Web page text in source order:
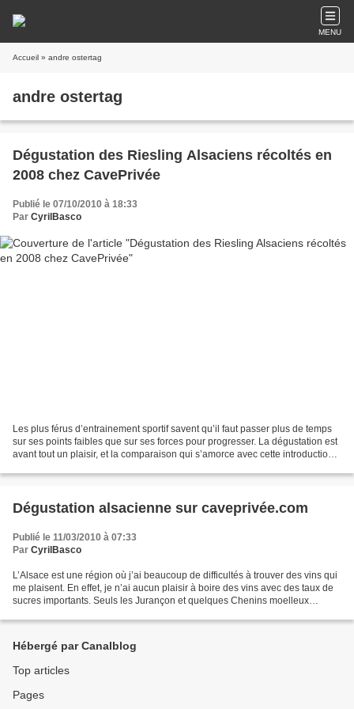
MENU
Accueil » andre ostertag
andre ostertag
Dégustation des Riesling Alsaciens récoltés en
2008 chez CavePrivée
Publié le 07/10/2010 à 18:33
Par CyrilBasco
Les plus férus d’entrainement sportif savent qu’il faut passer plus de temps
sur ses points faibles que sur ses forces pour progresser. La dégustation est
avant tout un plaisir, et la comparaison qui s’amorce avec cette introduction
Dégustation alsacienne sur caveprivée.com
Publié le 11/03/2010 à 07:33
Par CyrilBasco
L’Alsace est une région où j’ai beaucoup de difficultés à trouver des vins qui
me plaisent. En effet, je n’ai aucun plaisir à boire des vins avec des taux de
sucres importants. Seuls les Jurançon et quelques Chenins moelleux
Hébergé par Canalblog
Top articles
Pages